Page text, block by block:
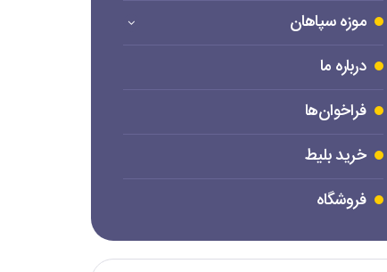
موزه سپاهان
درباره ما
فراخوان‌ها
خرید بلیط
فروشگاه